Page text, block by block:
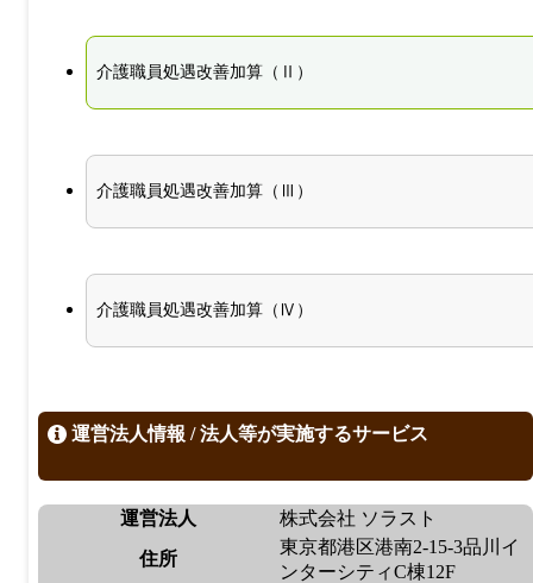
介護職員処遇改善加算（Ⅱ）
介護職員処遇改善加算（Ⅲ）
介護職員処遇改善加算（Ⅳ）
運営法人情報 / 法人等が実施するサービス
運営法人
株式会社 ソラスト
住所
東京都港区港南2-15-3品川イ
ンターシティC棟12F